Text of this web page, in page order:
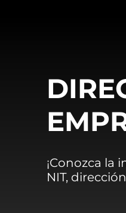
¡Conozca la
NIT,